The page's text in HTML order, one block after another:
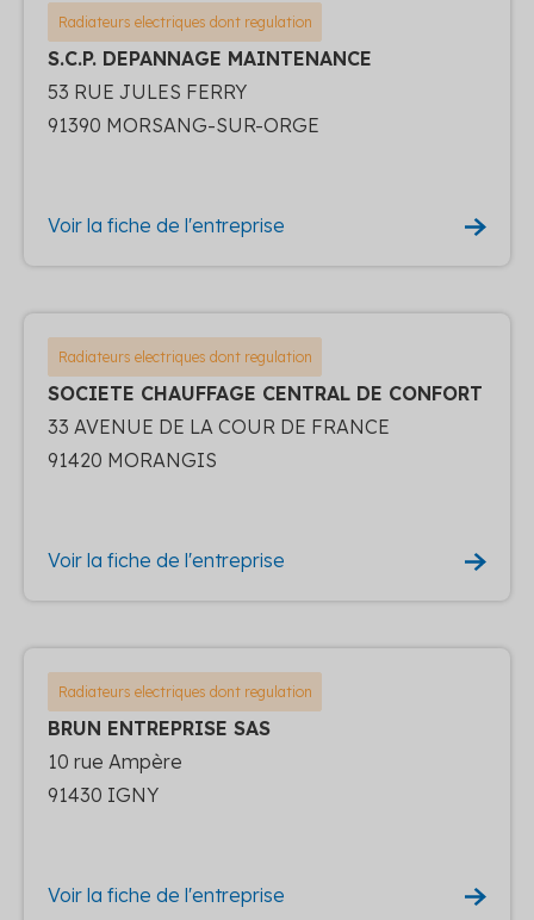
Radiateurs electriques dont regulation
S.C.P. DEPANNAGE MAINTENANCE
53 RUE JULES FERRY
91390 MORSANG-SUR-ORGE
Voir la fiche de l'entreprise
Radiateurs electriques dont regulation
SOCIETE CHAUFFAGE CENTRAL DE CONFORT
33 AVENUE DE LA COUR DE FRANCE
91420 MORANGIS
Voir la fiche de l'entreprise
Radiateurs electriques dont regulation
BRUN ENTREPRISE SAS
10 rue Ampère
91430 IGNY
Voir la fiche de l'entreprise